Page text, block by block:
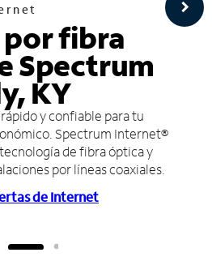
fibra
Spectrum
KY
y confiable para tu
Spectrum Internet®
de fibra óptica y
por líneas coaxiales.
de Internet